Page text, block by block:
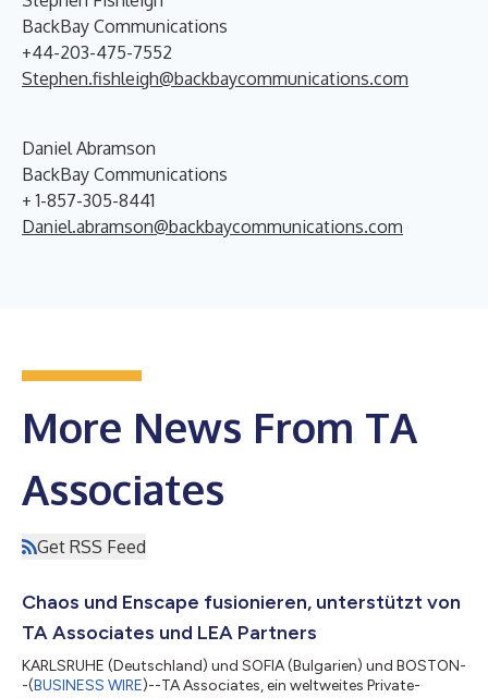
BackBay Communications
+44-203-475-7552
Stephen.fishleigh@backbaycommunications.com
Daniel Abramson
BackBay Communications
+ 1-857-305-8441
Daniel.abramson@backbaycommunications.com
More News From TA
Associates
Get RSS Feed
Chaos und Enscape fusionieren, unterstützt von
TA Associates und LEA Partners
KARLSRUHE (Deutschland) und SOFIA (Bulgarien) und BOSTON-
-(BUSINESS WIRE)--TA Associates, ein weltweites Private-